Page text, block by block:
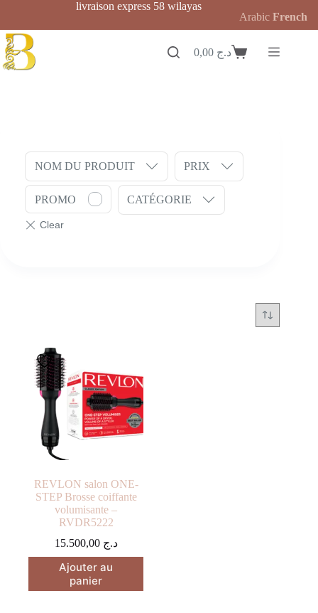
contenu
livraison express 58 wilayas
Panierد.ج
REVLON salon ONE-
STEP Brosse coiffante
volumisante –
RVDR5222
د.ج 15.500,00
Ajouter au
panier
NOM DU PRODUIT PRIX
PROMO CATÉGORIE
Arabic French